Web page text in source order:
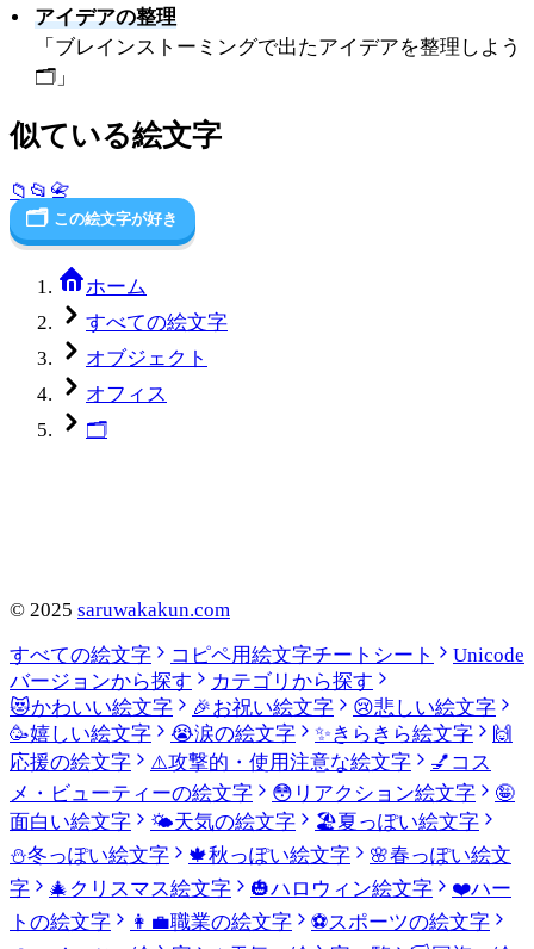
アイデアの整理
「ブレインストーミングで出たアイデアを整理しよう
🗂️」
似ている絵文字
📁 📂 📇
🗂️ この絵文字が好き
ホーム
すべての絵文字
オブジェクト
オフィス
🗂️
© 2025 saruwakakun.com
すべての絵文字
コピペ用絵文字チートシート
Unicode
バージョンから探す
カテゴリから探す
😻かわいい絵文字 🎉お祝い絵文字 😢悲しい絵文字
🥳嬉しい絵文字 😭涙の絵文字 ✨きらきら絵文字
🙌
応援の絵文字
⚠️攻撃的・使用注意な絵文字 💅 コス
メ・ビューティーの絵文字
😳 リアクション絵文字
🤪
面白い絵文字
🌤️天気の絵文字 🏖️夏っぽい絵文字
⛄冬っぽい絵文字 🍁秋っぽい絵文字 🌸春っぽい絵文
字
🎄 クリスマス絵文字 🎃ハロウィン絵文字 ❤️ハー
トの絵文字
👩‍💼職業の絵文字 ⚽スポーツの絵文字